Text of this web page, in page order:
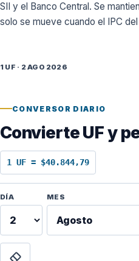
SII y el Banco Central. Se
solo se mueve cuando el IPC
1 UF · 2 AGO 2026
CONVERSOR DIARIO
Convierte UF y
1 UF = $40.844,79
Fecha para calcular
DÍA MES